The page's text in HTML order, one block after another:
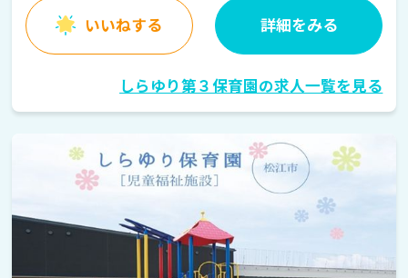
いいねする 詳細をみる
しらゆり第３保育園の求人一覧を見る